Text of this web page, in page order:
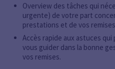
Overview des tâches qui
urgente) de votre part
prestations et de vos
Accès rapide aux astuces
vous guider dans la bonne
vos remises.